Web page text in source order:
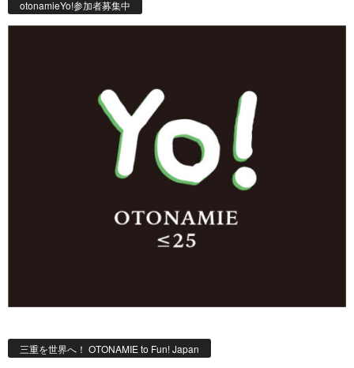
otonamieYo!参加者募集中
三重を世界へ！ OTONAMIE to Fun! Japan